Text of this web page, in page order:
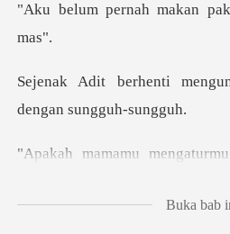
Pengisian Ulang
Keluar
makan
Buka bab